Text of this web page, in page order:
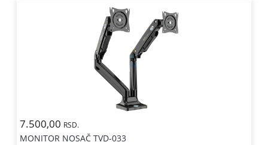
7.500,00 RSD.
MONITOR NOSAČ TVD-033